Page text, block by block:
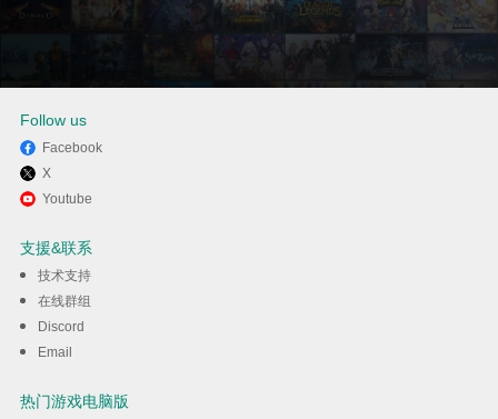
通过逍遥在电脑上享受亿万少女
Follow us
Facebook
X
Youtube
支援&联系
技术支持
在线群组
Discord
Email
热门游戏电脑版